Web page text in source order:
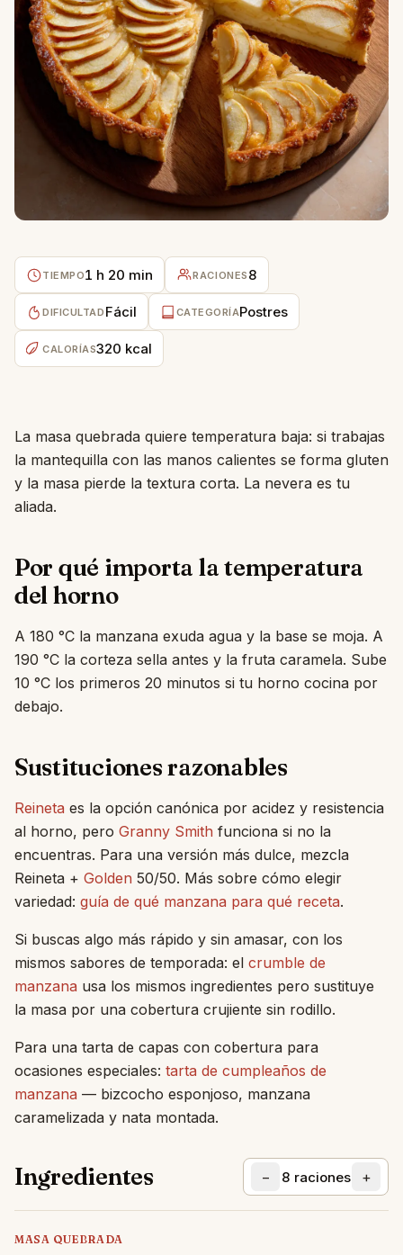
TIEMPO1 h 20 min RACIONES 8
DIFICULTAD Fácil CATEGORÍAPostres
CALORÍAS320 kcal
La masa quebrada quiere temperatura baja: si trabajas
la mantequilla con las manos calientes se forma gluten
y la masa pierde la textura corta. La nevera es tu
aliada.
Por qué importa la temperatura
del horno
A 180 °C la manzana exuda agua y la base se moja. A
190 °C la corteza sella antes y la fruta caramela. Sube
10 °C los primeros 20 minutos si tu horno cocina por
debajo.
Sustituciones razonables
Reineta es la opción canónica por acidez y resistencia
al horno, pero Granny Smith funciona si no la
encuentras. Para una versión más dulce, mezcla
Reineta + Golden 50/50. Más sobre cómo elegir
variedad: guía de qué manzana para qué receta.
Si buscas algo más rápido y sin amasar, con los
mismos sabores de temporada: el crumble de
manzana usa los mismos ingredientes pero sustituye
la masa por una cobertura crujiente sin rodillo.
Para una tarta de capas con cobertura para
ocasiones especiales: tarta de cumpleaños de
manzana — bizcocho esponjoso, manzana
caramelizada y nata montada.
Ingredientes − 8 raciones +
MASA QUEBRADA